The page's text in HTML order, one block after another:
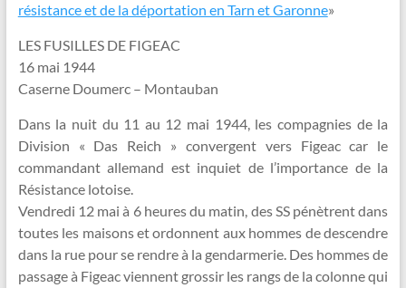
résistance et de la déportation en Tarn et Garonne»
LES FUSILLES DE FIGEAC
16 mai 1944
Caserne Doumerc – Montauban
Dans la nuit du 11 au 12 mai 1944, les compagnies de la
Division « Das Reich » convergent vers Figeac car le
commandant allemand est inquiet de l’importance de la
Résistance lotoise.
Vendredi 12 mai à 6 heures du matin, des SS pénètrent dans
toutes les maisons et ordonnent aux hommes de descendre
dans la rue pour se rendre à la gendarmerie. Des hommes de
passage à Figeac viennent grossir les rangs de la colonne qui